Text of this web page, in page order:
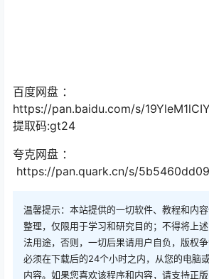
百度网盘 ：
https://pan.baidu.com/s/
提取码:gt24
夸克网盘 ：
https://pan.quark.cn/s/
温馨提示：本站提供的一切软件、教程和内
整理，仅限用于学习和研究目的；不得将上
法用途，否则，一切后果请用户自负，版权
必须在下载后的24个小时之内，从您的电脑
内容。如果您喜欢该程序和内容，请支持正